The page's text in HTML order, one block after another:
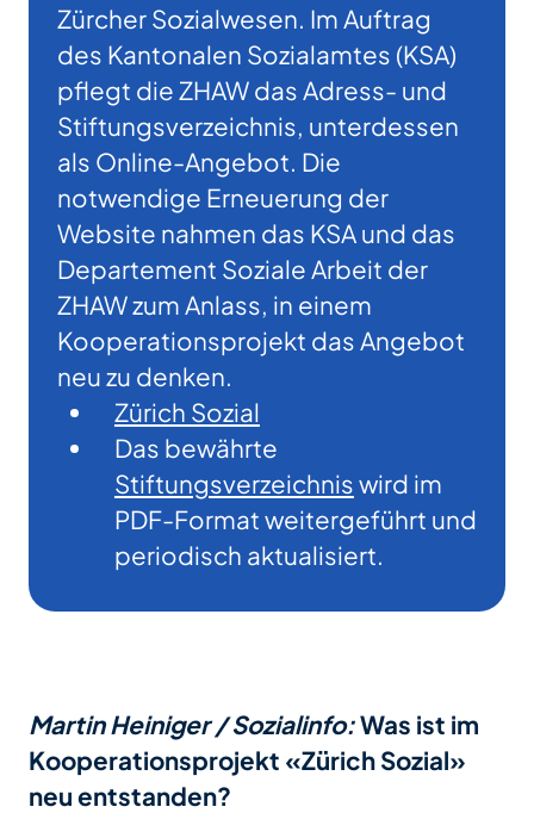
Zürcher Sozialwesen. Im Auftrag
des Kantonalen Sozialamtes (KSA)
pflegt die ZHAW das Adress- und
Stiftungsverzeichnis, unterdessen
als Online-Angebot. Die
notwendige Erneuerung der
Website nahmen das KSA und das
Departement Soziale Arbeit der
ZHAW zum Anlass, in einem
Kooperationsprojekt das Angebot
neu zu denken.
Zürich Sozial
Das bewährte
Stiftungsverzeichniswird im
PDF-Format weitergeführt und
periodisch aktualisiert.
Martin Heiniger / Sozialinfo:Was ist im
Kooperationsprojekt «Zürich Sozial»
neu entstanden?